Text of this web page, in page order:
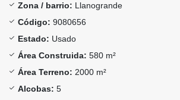
Zona / barrio: Llanogrande
Código: 9080656
Estado: Usado
Área Construida: 580 m²
Área Terreno: 2000 m²
Alcobas: 5